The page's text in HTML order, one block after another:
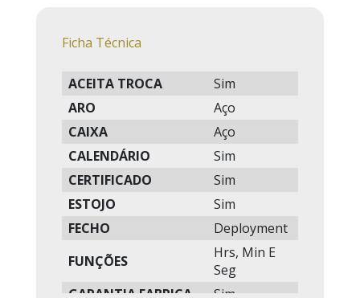
Ficha Técnica
ACEITA TROCA
Sim
ARO
Aço
CAIXA
Aço
CALENDÁRIO
Sim
CERTIFICADO
Sim
ESTOJO
Sim
FECHO
Deployment
FUNÇÕES
Hrs, Min E
Seg
GARANTIA FABRICA
Sim